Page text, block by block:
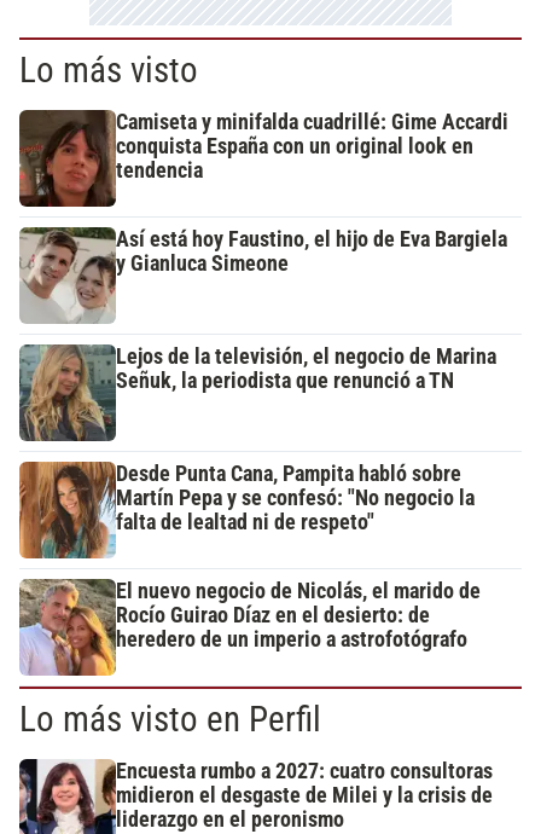
Lo más visto
Camiseta y minifalda cuadrillé: Gime Accardi
conquista España con un original look en
tendencia
Así está hoy Faustino, el hijo de Eva Bargiela
y Gianluca Simeone
Lejos de la televisión, el negocio de Marina
Señuk, la periodista que renunció a TN
Desde Punta Cana, Pampita habló sobre
Martín Pepa y se confesó: "No negocio la
falta de lealtad ni de respeto"
El nuevo negocio de Nicolás, el marido de
Rocío Guirao Díaz en el desierto: de
heredero de un imperio a astrofotógrafo
Lo más visto en Perfil
Encuesta rumbo a 2027: cuatro consultoras
midieron el desgaste de Milei y la crisis de
liderazgo en el peronismo